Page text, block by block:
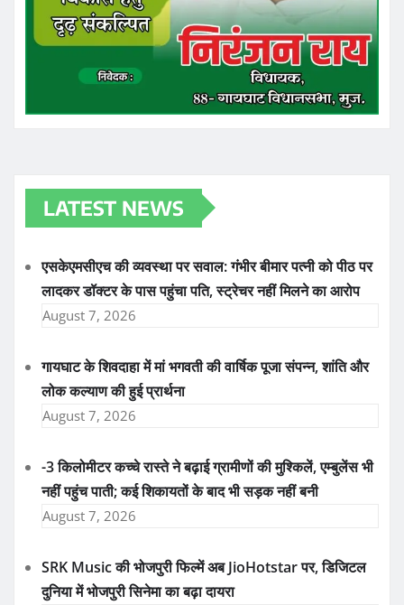
LATEST NEWS
एसकेएमसीएच की व्यवस्था पर सवाल: गंभीर बीमार पत्नी को पीठ पर
लादकर डॉक्टर के पास पहुंचा पति, स्ट्रेचर नहीं मिलने का आरोप
August 7, 2026
गायघाट के शिवदाहा में मां भगवती की वार्षिक पूजा संपन्न, शांति और
लोक कल्याण की हुई प्रार्थना
August 7, 2026
-3 किलोमीटर कच्चे रास्ते ने बढ़ाई ग्रामीणों की मुश्किलें, एम्बुलेंस भी
नहीं पहुंच पाती; कई शिकायतों के बाद भी सड़क नहीं बनी
August 7, 2026
SRK Music की भोजपुरी फिल्में अब JioHotstar पर, डिजिटल
दुनिया में भोजपुरी सिनेमा का बढ़ा दायरा